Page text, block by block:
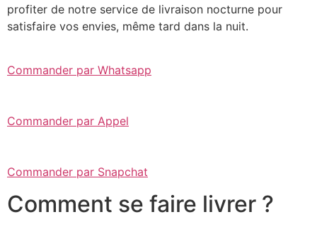
profiter de notre service de livraison nocturne pour
satisfaire vos envies, même tard dans la nuit.
Commander par Whatsapp
Commander par Appel
Commander par Snapchat
Comment se faire livrer ?